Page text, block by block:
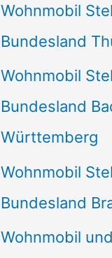
Wohnmobil
Bundesland
Wohnmobil
Bundesland
Württemberg
Wohnmobil
Bundesland
Wohnmobil